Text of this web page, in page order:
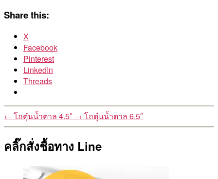
Share this:
X
Facebook
Pinterest
LinkedIn
Threads
← โถตุ๋นน้ำตาล 4.5″ → โถตุ๋นน้ำตาล 6.5″
คลิ๊กสั่งชื้อทาง Line